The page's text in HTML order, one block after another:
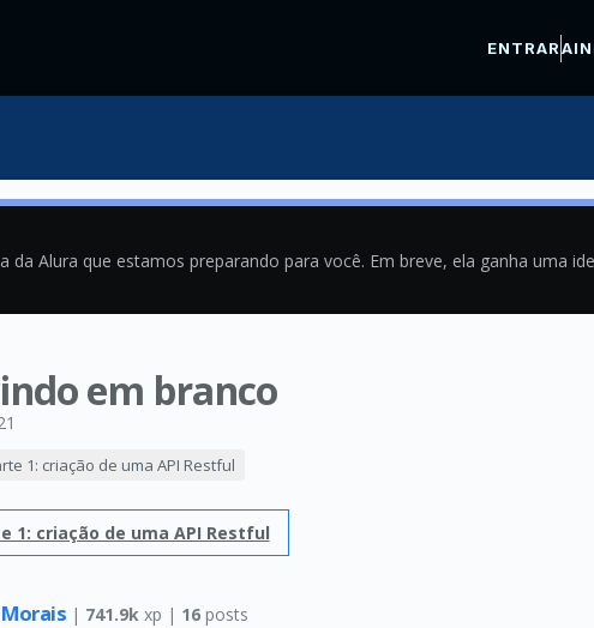
ENTRAR
da Alura que estamos preparando para você. Em breve, ela ganha uma
em branco
1: criação de uma API Restful
1: criação de uma API Restful
| 741.9k xp | 16posts